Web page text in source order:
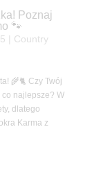
Poznaj
🐾
Country
🌾🐈 Czy Twój
co najlepsze? W
dlatego
Karma z